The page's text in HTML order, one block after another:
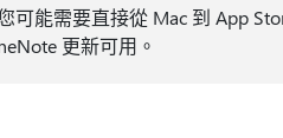
可能需要直接從 Mac 到 App
更新可用。